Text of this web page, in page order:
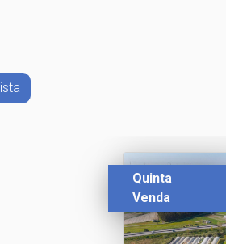
Quinta
Venda